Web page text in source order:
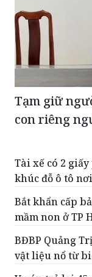
Tạm giữ
con riêng
Tài xế có 2
Bắt khẩn cấp
mầm non ở TP
BĐBP Quảng
vật liệu nổ từ
Vụ án trả lại
Cơ quan Thi